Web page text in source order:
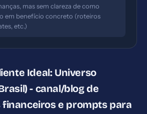
mas sem clareza de como
em benefício concreto (roteiros
etc.)
Ideal: Universo
- canal/blog de
e prompts para